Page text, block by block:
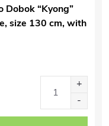
Dobok “Kyong”
size 130 cm, with